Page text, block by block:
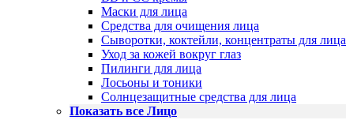
Маски для лица
Средства для очищения лица
Сыворотки, коктейли, концентраты для лица
Уход за кожей вокруг глаз
Пилинги для лица
Лосьоны и тоники
Солнцезащитные средства для лица
Показать все Лицо